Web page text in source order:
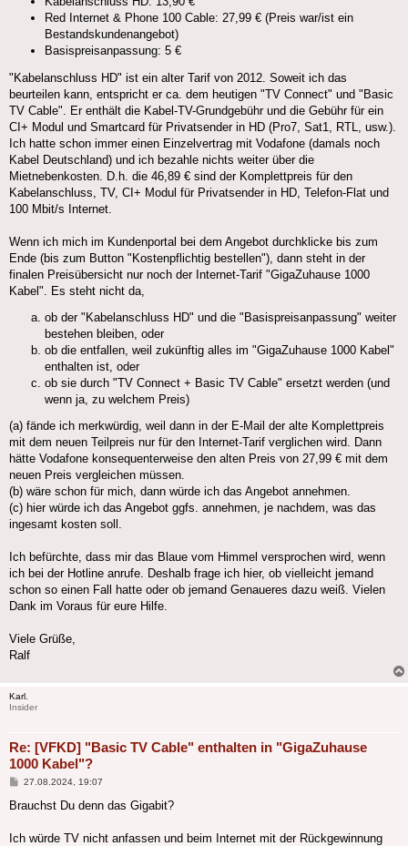
Red Internet & Phone 100 Cable: 27,99 € (Preis war/ist ein
Bestandskundenangebot)
Basispreisanpassung: 5 €
"Kabelanschluss HD" ist ein alter Tarif von 2012. Soweit ich das
beurteilen kann, entspricht er ca. dem heutigen "TV Connect" und "Basic
TV Cable". Er enthält die Kabel-TV-Grundgebühr und die Gebühr für ein
CI+ Modul und Smartcard für Privatsender in HD (Pro7, Sat1, RTL, usw.).
Ich hatte schon immer einen Einzelvertrag mit Vodafone (damals noch
Kabel Deutschland) und ich bezahle nichts weiter über die
Mietnebenkosten. D.h. die 46,89 € sind der Komplettpreis für den
Kabelanschluss, TV, CI+ Modul für Privatsender in HD, Telefon-Flat und
100 Mbit/s Internet.
Wenn ich mich im Kundenportal bei dem Angebot durchklicke bis zum
Ende (bis zum Button "Kostenpflichtig bestellen"), dann steht in der
finalen Preisübersicht nur noch der Internet-Tarif "GigaZuhause 1000
Kabel". Es steht nicht da,
ob der "Kabelanschluss HD" und die "Basispreisanpassung" weiter
bestehen bleiben, oder
ob die entfallen, weil zukünftig alles im "GigaZuhause 1000 Kabel"
enthalten ist, oder
ob sie durch "TV Connect + Basic TV Cable" ersetzt werden (und
wenn ja, zu welchem Preis)
(a) fände ich merkwürdig, weil dann in der E-Mail der alte Komplettpreis
mit dem neuen Teilpreis nur für den Internet-Tarif verglichen wird. Dann
hätte Vodafone konsequenterweise den alten Preis von 27,99 € mit dem
neuen Preis vergleichen müssen.
(b) wäre schon für mich, dann würde ich das Angebot annehmen.
(c) hier würde ich das Angebot ggfs. annehmen, je nachdem, was das
ingesamt kosten soll.
Ich befürchte, dass mir das Blaue vom Himmel versprochen wird, wenn
ich bei der Hotline anrufe. Deshalb frage ich hier, ob vielleicht jemand
schon so einen Fall hatte oder ob jemand Genaueres dazu weiß. Vielen
Dank im Voraus für eure Hilfe.
Viele Grüße,
Ralf
Karl.
Insider
Re: [VFKD] "Basic TV Cable" enthalten in "GigaZuhause
1000 Kabel"?
Beitrag
27.08.2024, 19:07
Brauchst Du denn das Gigabit?
Ich würde TV nicht anfassen und beim Internet mit der Rückgewinnung